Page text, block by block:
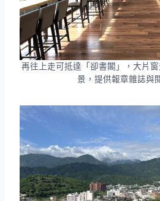
再往上走可抵達「卻書閣」，大片
景，提供報章雜誌與